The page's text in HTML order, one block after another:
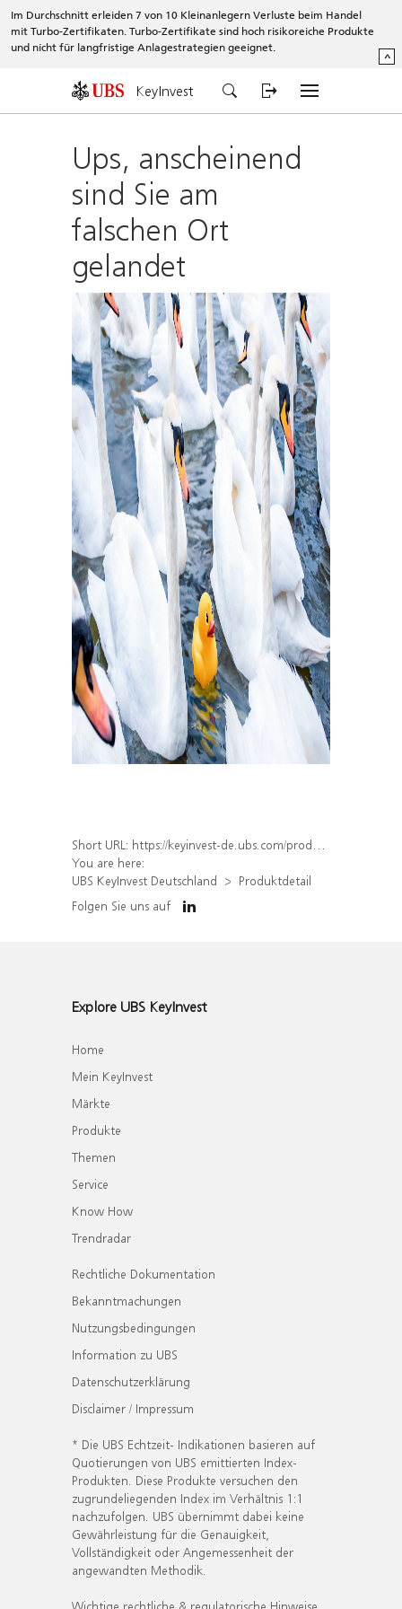
Im Durchschnitt erleiden 7 von 10 Kleinanlegern Verluste beim Handel
mit Turbo-Zertifikaten. Turbo-Zertifikate sind hoch risikoreiche Produkte
und nicht für langfristige Anlagestrategien geeignet.
^
KeyInvest
Ups, anscheinend
sind Sie am
falschen Ort
gelandet
Short URL: https://keyinvest-de.ubs.com/produkt/detail/index/isin/CH0135371638
You are here:
UBS KeyInvest Deutschland
Produktdetail
Folgen Sie uns auf
Explore UBS KeyInvest
Home
Mein KeyInvest
Märkte
Produkte
Themen
Service
Know How
Trendradar
Rechtliche Dokumentation
Bekanntmachungen
Nutzungsbedingungen
Information zu UBS
Datenschutzerklärung
Disclaimer / Impressum
* Die UBS Echtzeit- Indikationen basieren auf
Quotierungen von UBS emittierten Index-
Produkten. Diese Produkte versuchen den
zugrundeliegenden Index im Verhältnis 1:1
nachzufolgen. UBS übernimmt dabei keine
Gewährleistung für die Genauigkeit,
Vollständigkeit oder Angemessenheit der
angewandten Methodik.